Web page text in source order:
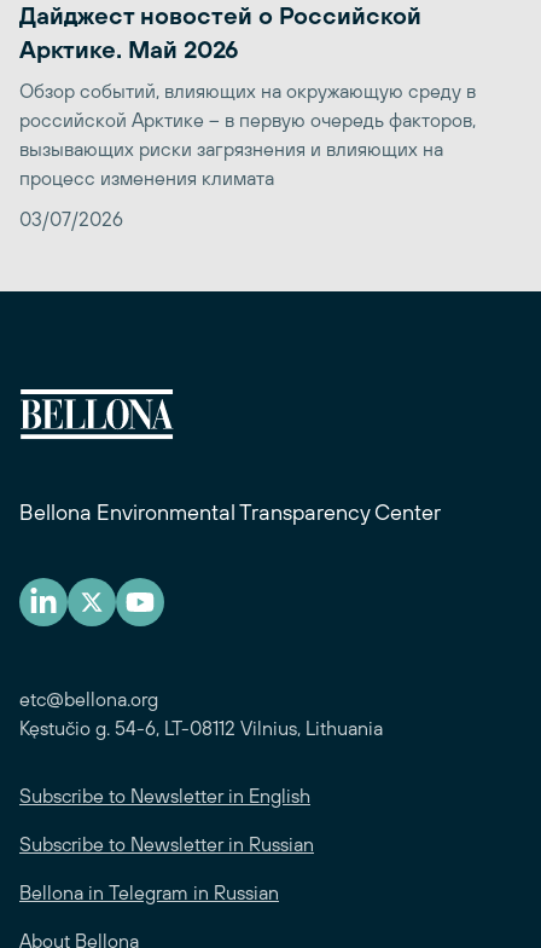
Дайджест новостей о Российской
Арктике. Май 2026
Обзор событий, влияющих на окружающую среду в
российской Арктике – в первую очередь факторов,
вызывающих риски загрязнения и влияющих на
процесс изменения климата
03/07/2026
Bellona Environmental Transparency Center
etc@bellona.org
Kęstučio g. 54-6, LT-08112 Vilnius, Lithuania
Subscribe to Newsletter in English
Subscribe to Newsletter in Russian
Bellona in Telegram in Russian
About Bellona